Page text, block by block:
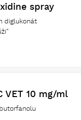
spray
diglukonát
VET 10 mg/ml